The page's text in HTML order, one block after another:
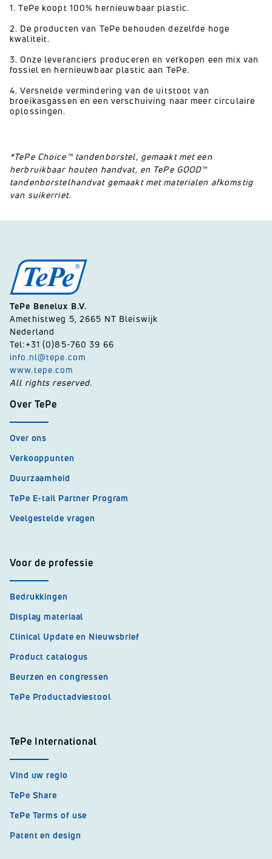
1. TePe koopt 100% hernieuwbaar plastic.
2. De producten van TePe behouden dezelfde hoge
kwaliteit.
3. Onze leveranciers produceren en verkopen een mix van
fossiel en hernieuwbaar plastic aan TePe.
4. Versnelde vermindering van de uitstoot van
broeikasgassen en een verschuiving naar meer circulaire
oplossingen.
*TePe Choice™ tandenborstel, gemaakt met een
herbruikbaar houten handvat, en TePe GOOD™
tandenborstelhandvat gemaakt met materialen afkomstig
van suikerriet.
TePe Benelux B.V.
Amethistweg 5, 2665 NT Bleiswijk
Nederland
Tel:+31 (0)85-760 39 66
info.nl@tepe.com
www.tepe.com
All rights reserved.
Over TePe
Over ons
Verkooppunten
Duurzaamheid
TePe E-tail Partner Program
Veelgestelde vragen
Voor de professie
Bedrukkingen
Display materiaal
Clinical Update en Nieuwsbrief
Product catalogus
Beurzen en congressen
TePe Productadviestool
TePe International
Vind uw regio
TePe Share
TePe Terms of use
Patent en design